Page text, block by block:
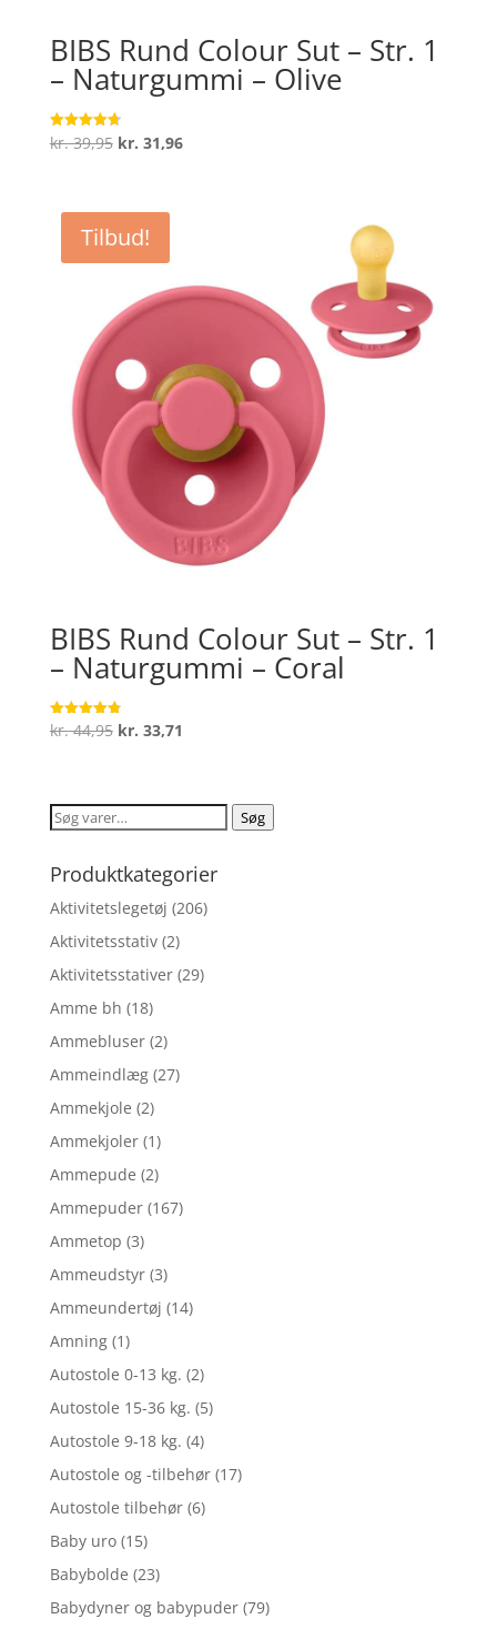
BIBS Rund Colour Sut – Str. 1
– Naturgummi – Olive
Vurderet
4.7
kr.39,95 Den
var:
kr. 39,95.
kr. 31,96Den
Tilbud!
BIBS Rund Colour Sut – Str. 1
– Naturgummi – Coral
Vurderet
4.8
kr.44,95 Den
var:
kr. 44,95.
kr. 33,71
er:
kr. 33,71.
Søg
Søg
Produktkategorier
Aktivitetslegetøj (206)
Aktivitetsstativ (2)
Aktivitetsstativer (29)
Amme bh (18)
Ammebluser (2)
Ammeindlæg (27)
Ammekjole (2)
Ammekjoler (1)
Ammepude (2)
Ammepuder (167)
Ammetop (3)
Ammeudstyr (3)
Ammeundertøj (14)
Amning (1)
Autostole 0-13 kg. (2)
Autostole 15-36 kg. (5)
Autostole 9-18 kg. (4)
Autostole og -tilbehør (17)
Autostole tilbehør (6)
Baby uro (15)
Babybolde (23)
Babydyner og babypuder (79)